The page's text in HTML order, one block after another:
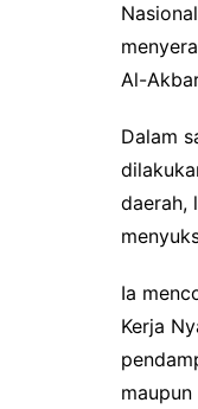
Al-
Dalam
daerah,
Ia
Kerja